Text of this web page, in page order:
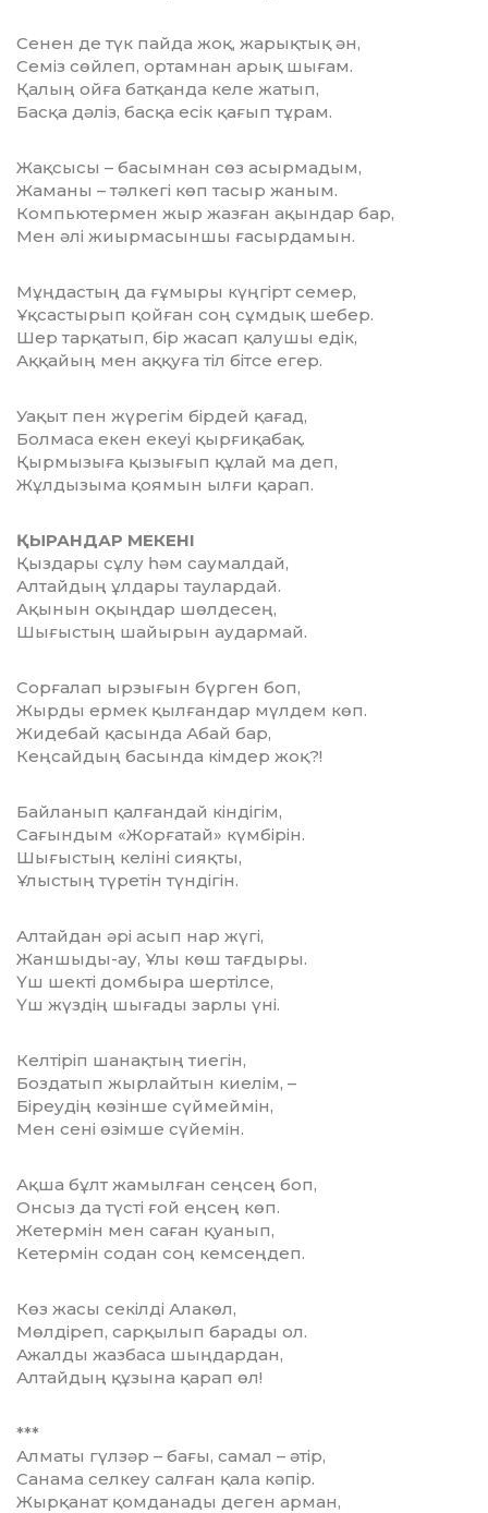
Сенен де түк пайда жоқ, жарықтық ән,
Семіз сөйлеп, ортамнан арық шығам.
Қалың ойға батқанда келе жатып,
Басқа дәліз, басқа есік қағып тұрам.
Жақсысы – басымнан сөз асырмадым,
Жаманы – тәлкегі көп тасыр жаным.
Компьютермен жыр жазған ақындар бар,
Мен әлі жиырмасыншы ғасырдамын.
Мұңдастың да ғұмыры күңгірт семер,
Ұқсастырып қойған соң сұмдық шебер.
Шер тарқатып, бір жасап қалушы едік,
Аққайың мен аққуға тіл бітсе егер.
Уақыт пен жүрегім бірдей қағад,
Болмаса екен екеуі қырғиқабақ.
Қырмызыға қызығып құлай ма деп,
Жұлдызыма қоямын ылғи қарап.
ҚЫРАНДАР МЕКЕНІ
Қыздары сұлу һәм саумалдай,
Алтайдың ұлдары таулардай.
Ақынын оқыңдар шөлдесең,
Шығыстың шайырын аудармай.
Сорғалап ырзығын бүрген боп,
Жырды ермек қылғандар мүлдем көп.
Жидебай қасында Абай бар,
Кеңсайдың басында кімдер жоқ?!
Байланып қалғандай кіндігім,
Сағындым «Жорғатай» күмбірін.
Шығыстың келіні сияқты,
Ұлыстың түретін түндігін.
Алтайдан әрі асып нар жүгі,
Жаншыды-ау, Ұлы көш тағдыры.
Үш шекті домбыра шертілсе,
Үш жүздің шығады зарлы үні.
Келтіріп шанақтың тиегін,
Боздатып жырлайтын киелім, –
Біреудің көзінше сүймеймін,
Мен сені өзімше сүйемін.
Ақша бұлт жамылған сеңсең боп,
Онсыз да түсті ғой еңсең көп.
Жетермін мен саған қуанып,
Кетермін содан соң кемсеңдеп.
Көз жасы секілді Алакөл,
Мөлдіреп, сарқылып барады ол.
Ажалды жазбаса шыңдардан,
Алтайдың құзына қарап өл!
***
Алматы гүлзәр – бағы, самал – әтір,
Санама селкеу салған қала кәпір.
Жырқанат қомданады деген арман,